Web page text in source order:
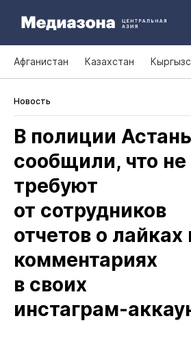
Афганистан Казахстан
Новость
В полиции
сообщили, что не
требуют
от сотрудников
отчетов о лайках
комментариях
в своих